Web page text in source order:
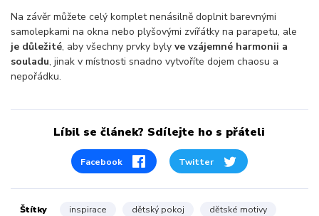
Na závěr můžete celý komplet nenásilně doplnit barevnými
samolepkami na okna nebo plyšovými zvířátky na parapetu, ale
je důležité, aby všechny prvky byly ve vzájemné harmonii a
souladu, jinak v místnosti snadno vytvoříte dojem chaosu a
nepořádku.
Líbil se článek? Sdílejte ho s přáteli
Facebook Twitter
Štítky inspirace dětský pokoj dětské motivy